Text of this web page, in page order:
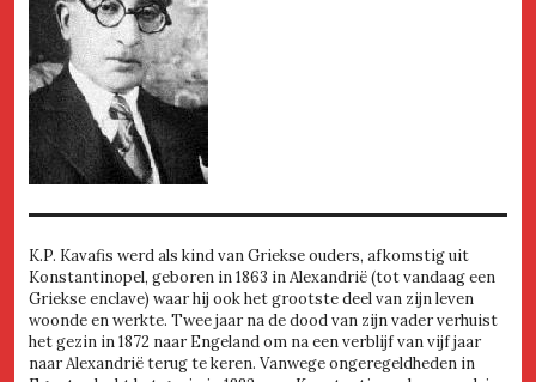
K.P. Kavafis werd als kind van Griekse ouders, afkomstig uit
Konstantinopel, geboren in 1863 in Alexandrië (tot vandaag een
Griekse enclave) waar hij ook het grootste deel van zijn leven
woonde en werkte. Twee jaar na de dood van zijn vader verhuist
het gezin in 1872 naar Engeland om na een verblijf van vijf jaar
naar Alexandrië terug te keren. Vanwege ongeregeldheden in